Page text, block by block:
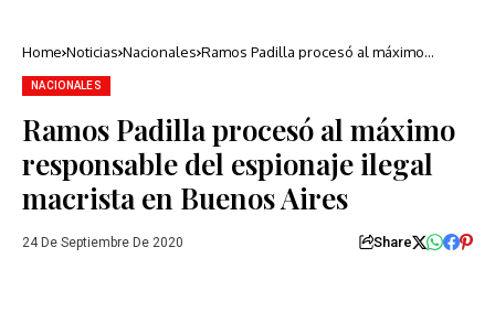
Home Noticias Nacionales Ramos Padilla procesó al máximo
NACIONALES
Ramos Padilla procesó al máximo
responsable del espionaje ilegal
macrista en Buenos Aires
24 De Septiembre De 2020 Share